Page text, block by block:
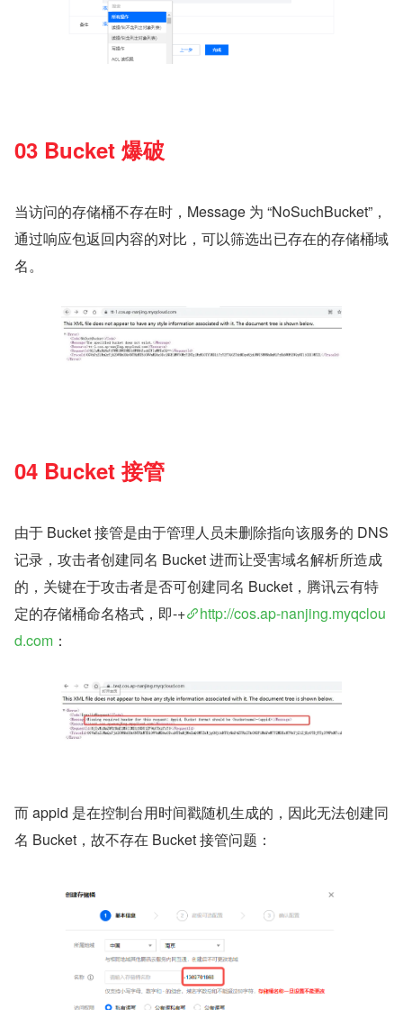
03 Bucket 爆破
当访问的存储桶不存在时，Message 为 “NoSuchBucket”，
通过响应包返回内容的对比，可以筛选出已存在的存储桶域
名。
04 Bucket 接管
由于 Bucket 接管是由于管理人员未删除指向该服务的 DNS
记录，攻击者创建同名 Bucket 进而让受害域名解析所造成
的，关键在于攻击者是否可创建同名 Bucket，腾讯云有特
定的存储桶命名格式，即-+
http://cos.ap-nanjing.myqclou
d.com ：
而 appid 是在控制台用时间戳随机生成的，因此无法创建同
名 Bucket，故不存在 Bucket 接管问题：